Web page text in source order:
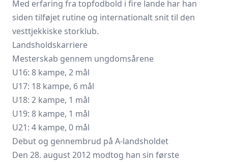
Med erfaring fra topfodbold i fire lande har han
siden tilføjet rutine og internationalt snit til den
vesttjekkiske storklub.
Landsholdskarriere
Mesterskab gennem ungdomsårene
U16: 8 kampe, 2 mål
U17: 18 kampe, 6 mål
U18: 2 kampe, 1 mål
U19: 8 kampe, 1 mål
U21: 4 kampe, 0 mål
Debut og gennembrud på A-landsholdet
Den 28. august 2012 modtog han sin første